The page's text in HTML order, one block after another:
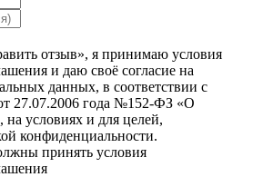
отзыв», я принимаю условия
и даю своё согласие на
данных, в соответствии с
27.07.2006 года №152-ФЗ «О
условиях и для целей,
конфиденциальности.
принять условия